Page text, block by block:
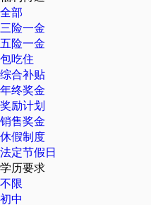
全部
三险一金
五险一金
包吃住
综合补贴
年终奖金
奖励计划
销售奖金
休假制度
法定节假日
学历要求
不限
初中